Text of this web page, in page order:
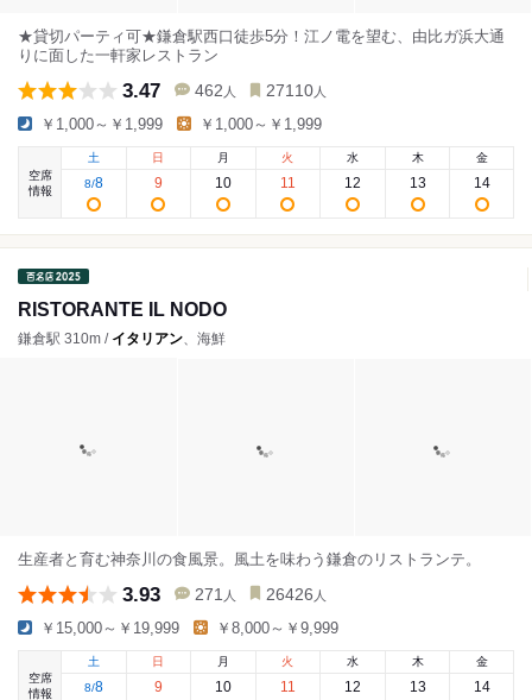
★貸切パーティ可★鎌倉駅西口徒歩5分！江ノ電を望む、由比ガ浜大通
りに面した一軒家レストラン
3.47 462 人 27110 人
￥1,000～￥1,999 ￥1,000～￥1,999
空席
情報
土
8/8
日
9
月
10
火
11
水
12
木
13
金
14
RISTORANTE IL NODO
鎌倉駅 310m / イタリアン、海鮮
生産者と育む神奈川の食風景。風土を味わう鎌倉のリストランテ。
3.93 271 人 26426 人
￥15,000～￥19,999 ￥8,000～￥9,999
空席
情報
土
8/8
日
9
月
10
火
11
水
12
木
13
金
14